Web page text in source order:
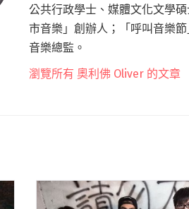
公共行政學士、媒體文化文學
市音樂」創辦人；「呼叫音樂
音樂總監。
瀏覽所有 奧利佛 Oliver 的文章